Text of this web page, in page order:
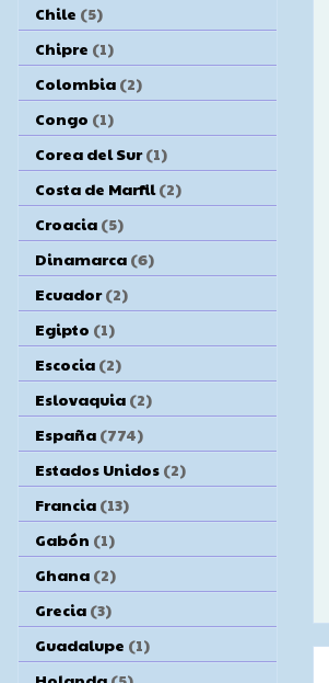
Chile (5)
Chipre (1)
Colombia (2)
Congo (1)
Corea del Sur (1)
Costa de Marfil (2)
Croacia (5)
Dinamarca (6)
Ecuador (2)
Egipto (1)
Escocia (2)
Eslovaquia (2)
España (774)
Estados Unidos (2)
Francia (13)
Gabón (1)
Ghana (2)
Grecia (3)
Guadalupe (1)